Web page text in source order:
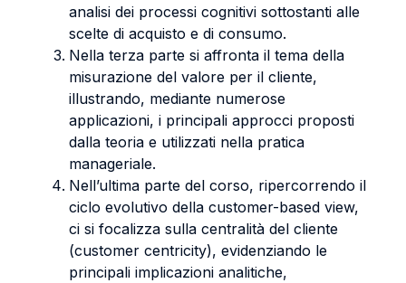
analisi dei processi cognitivi sottostanti alle
scelte di acquisto e di consumo.
Nella terza parte si affronta il tema della
misurazione del valore per il cliente,
illustrando, mediante numerose
applicazioni, i principali approcci proposti
dalla teoria e utilizzati nella pratica
manageriale.
Nell’ultima parte del corso, ripercorrendo il
ciclo evolutivo della customer-based view,
ci si focalizza sulla centralità del cliente
(customer centricity), evidenziando le
principali implicazioni analitiche,